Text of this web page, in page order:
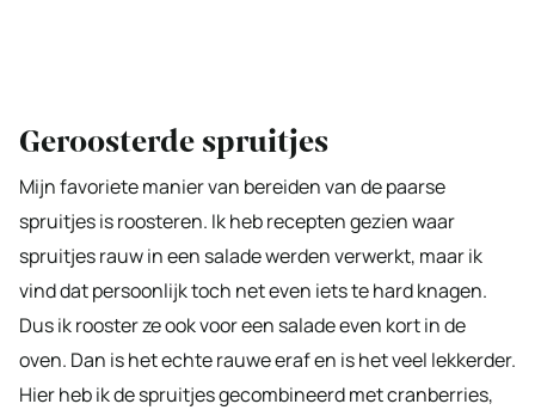
Geroosterde spruitjes
Mijn favoriete manier van bereiden van de paarse
spruitjes is roosteren. Ik heb recepten gezien waar
spruitjes rauw in een salade werden verwerkt, maar ik
vind dat persoonlijk toch net even iets te hard knagen.
Dus ik rooster ze ook voor een salade even kort in de
oven. Dan is het echte rauwe eraf en is het veel lekkerder.
Hier heb ik de spruitjes gecombineerd met cranberries,